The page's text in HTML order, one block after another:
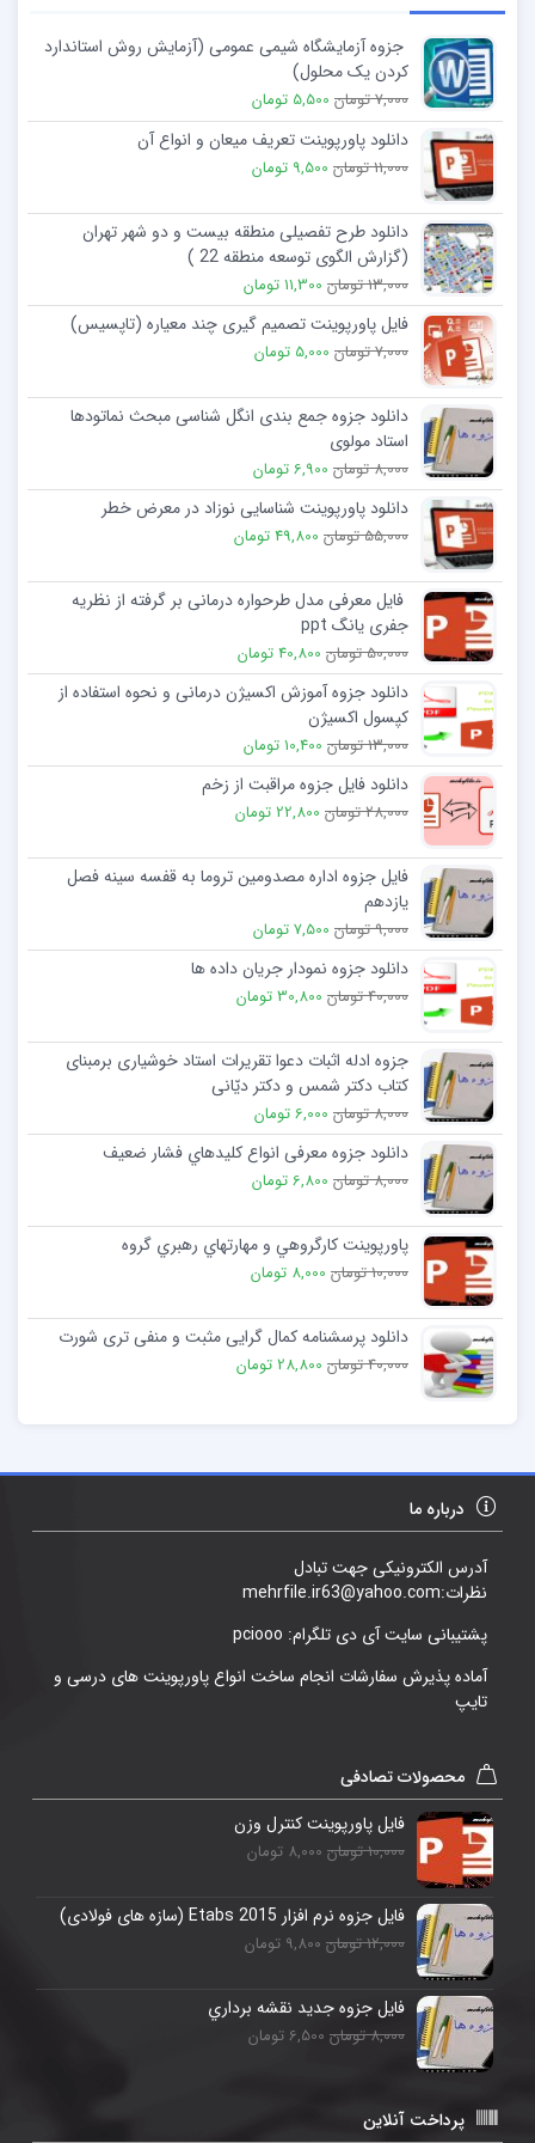
جزوه آزمایشگاه شیمی عمومی (آزمایش روش استاندارد
کردن یک محلول)
7,000 تومان 5,500 تومان
دانلود پاورپوینت تعریف میعان و انواع آن
11,000 تومان 9,500 تومان
دانلود طرح تفصیلی منطقه بیست و دو شهر تهران
(گزارش الگوی توسعه منطقه 22 )
13,000 تومان 11,300 تومان
فایل پاورپوینت تصمیم گیری چند معیاره (تاپسیس)
7,000 تومان 5,000 تومان
دانلود جزوه جمع بندی انگل شناسی مبحث نماتودها
استاد مولوی
8,000 تومان 6,900 تومان
دانلود پاورپوینت شناسایی نوزاد در معرض خطر
55,000 تومان 49,800 تومان
فایل معرفی مدل طرحواره درمانی بر گرفته از نظریه
جفری یانگ ppt
50,000 تومان 40,800 تومان
دانلود جزوه آموزش اکسیژن درمانی و نحوه استفاده از
کپسول اکسیژن
13,000 تومان 10,400 تومان
دانلود فایل جزوه مراقبت از زخم
28,000 تومان 22,800 تومان
فایل جزوه اداره مصدومین تروما به قفسه سینه فصل
یازدهم
9,000 تومان 7,500 تومان
دانلود جزوه نمودار جریان داده ها
40,000 تومان 30,800 تومان
جزوه ادله اثبات دعوا تقریرات استاد خوشیاری برمبنای
کتاب دکتر شمس و دکتر دیّانی
8,000 تومان 6,000 تومان
دانلود جزوه معرفی انواع كليدهاي فشار ضعيف
8,000 تومان 6,800 تومان
پاورپوینت كارگروهي و مهارتهاي رهبري گروه
10,000 تومان 8,000 تومان
دانلود پرسشنامه کمال گرایی مثبت و منفی تری شورت
40,000 تومان 28,800 تومان
درباره ما
آدرس الکترونیکی جهت تبادل
نظرات:mehrfile.ir63@yahoo.com
پشتیبانی سایت آی دی تلگرام: pciooo
آماده پذیرش سفارشات انجام ساخت انواع پاورپوینت های درسی و
تایپ
محصولات تصادفی
فایل پاورپوینت کنترل وزن
10,000 تومان 8,000 تومان
فایل جزوه نرم افزار 2015 Etabs (سازه های فولادی)
12,000 تومان 9,800 تومان
فایل جزوه جدید نقشه برداري
8,000 تومان 6,500 تومان
پرداخت آنلاین